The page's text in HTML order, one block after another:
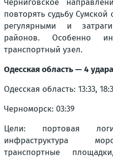
Черниговское
повторять судьбу Сумской
регулярными и
районов. Особенно
транспортный узел.
Одесская область — 4 удара
Одесская область: 13:33,
Черноморск: 03:39
Цели: портовая
инфраструктура
транспортные